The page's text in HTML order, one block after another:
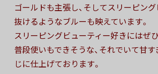
ゴールドも主張し、そしてスリーピン
抜けるようなブルーも映えています。
スリーピングビューティー好きにはぜ
普段使いもできそうな、それでいて甘
じに仕上げております。